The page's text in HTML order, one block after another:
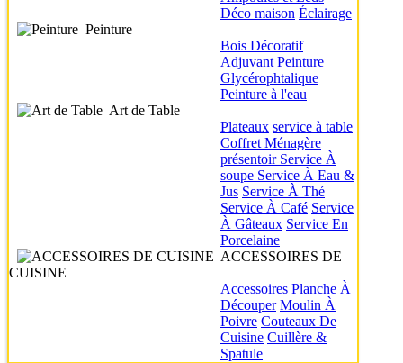
Déco maison Éclairage
Peinture
Bois Décoratif
Adjuvant Peinture
Glycérophtalique
Peinture à l'eau
Art de Table
Plateaux service à table
Coffret Ménagère
présentoir Service À
soupe Service À Eau &
Jus Service À Thé
Service À Café Service
À Gâteaux Service En
Porcelaine
ACCESSOIRES DE
CUISINE
Accessoires Planche À
Découper Moulin À
Poivre Couteaux De
Cuisine Cuillère &
Spatule